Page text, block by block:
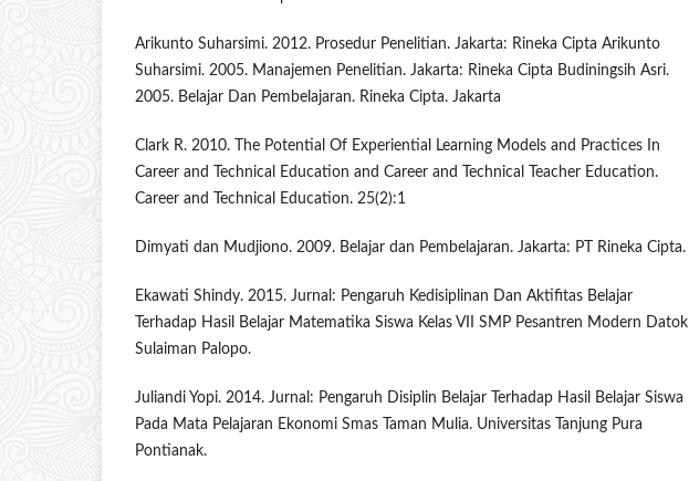
Arikunto Suharsimi. 2012. Prosedur Penelitian. Jakarta: Rineka Cipta Arikunto
Suharsimi. 2005. Manajemen Penelitian. Jakarta: Rineka Cipta Budiningsih Asri.
2005. Belajar Dan Pembelajaran. Rineka Cipta. Jakarta
Clark R. 2010. The Potential Of Experiential Learning Models and Practices In
Career and Technical Education and Career and Technical Teacher Education.
Career and Technical Education. 25(2):1
Dimyati dan Mudjiono. 2009. Belajar dan Pembelajaran. Jakarta: PT Rineka Cipta.
Ekawati Shindy. 2015. Jurnal: Pengaruh Kedisiplinan Dan Aktifitas Belajar
Terhadap Hasil Belajar Matematika Siswa Kelas VII SMP Pesantren Modern Datok
Sulaiman Palopo.
Juliandi Yopi. 2014. Jurnal: Pengaruh Disiplin Belajar Terhadap Hasil Belajar Siswa
Pada Mata Pelajaran Ekonomi Smas Taman Mulia. Universitas Tanjung Pura
Pontianak.